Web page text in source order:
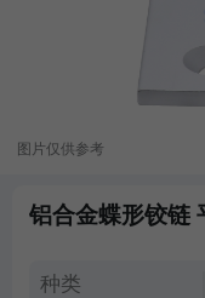
图片仅供参考
铝合金蝶形铰链
种类